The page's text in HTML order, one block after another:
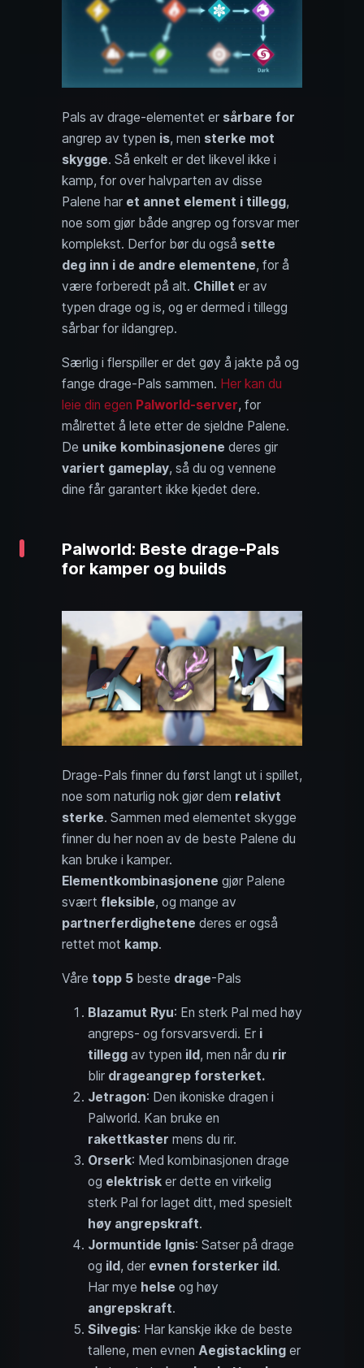
Pals av drage-elementet er sårbare for
angrep av typen is, men sterke mot
skygge. Så enkelt er det likevel ikke i
kamp, for over halvparten av disse
Palene har et annet element i tillegg,
noe som gjør både angrep og forsvar mer
komplekst. Derfor bør du også sette
deg inn i de andre elementene, for å
være forberedt på alt. Chillet er av
typen drage og is, og er dermed i tillegg
sårbar for ildangrep.
Særlig i flerspiller er det gøy å jakte på og
fange drage-Pals sammen. Her kan du
leie din egen Palworld-server, for
målrettet å lete etter de sjeldne Palene.
De unike kombinasjonene deres gir
variert gameplay, så du og vennene
dine får garantert ikke kjedet dere.
Palworld: Beste drage-Pals
for kamper og builds
Drage-Pals finner du først langt ut i spillet,
noe som naturlig nok gjør dem relativt
sterke. Sammen med elementet skygge
finner du her noen av de beste Palene du
kan bruke i kamper.
Elementkombinasjonene gjør Palene
svært fleksible, og mange av
partnerferdighetene deres er også
rettet mot kamp.
Våre topp 5 beste drage-Pals
Blazamut Ryu: En sterk Pal med høy
angreps- og forsvarsverdi. Er i
tillegg av typen ild , men når du rir
blir drageangrep forsterket.
Jetragon: Den ikoniske dragen i
Palworld. Kan bruke en
rakettkaster mens du rir.
Orserk: Med kombinasjonen drage
og elektrisk er dette en virkelig
sterk Pal for laget ditt, med spesielt
høy angrepskraft.
Jormuntide Ignis: Satser på drage
og ild , der evnen forsterker ild .
Har mye helse og høy
angrepskraft.
Silvegis: Har kanskje ikke de beste
tallene, men evnen Aegistackling er